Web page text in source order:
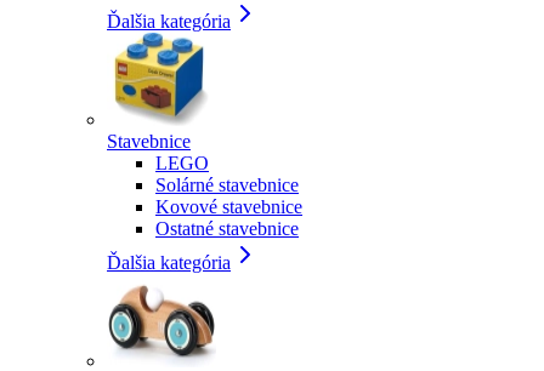
Ďalšia kategória
Stavebnice
LEGO
Solárné stavebnice
Kovové stavebnice
Ostatné stavebnice
Ďalšia kategória